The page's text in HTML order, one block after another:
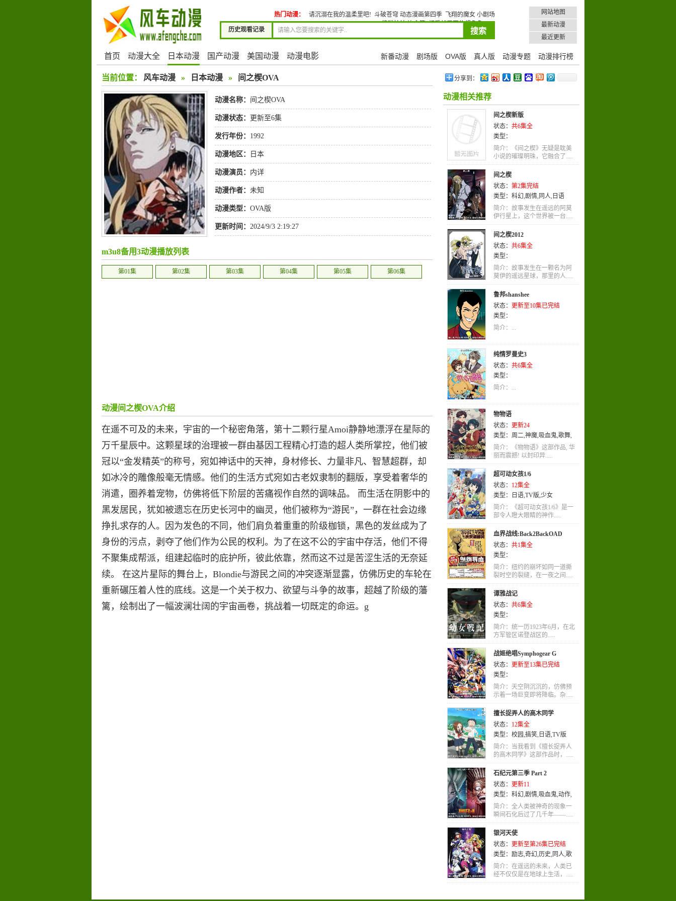
历史观看记录
热门动漫： 请沉溺在我的温柔里吧! 斗破苍穹 动态漫画第四季
飞翔的魔女 小剧场
熊猫拍拍 饮食篇 相爱就忍不住想色色。03
网站地图
最新动漫
最近更新
首页 动漫大全 日本动漫 国产动漫 美国动漫 动漫电影 新番动漫 剧场版 OVA版 真人版 动漫专题 动漫排行榜
当前位置： 风车动漫 » 日本动漫 » 间之楔OVA
动漫名称： 间之楔OVA
动漫状态： 更新至6集
发行年份： 1992
动漫地区： 日本
动漫演员： 内详
动漫作者： 未知
动漫类型： OVA版
更新时间： 2024/9/3 2:19:27
m3u8备用3动漫播放列表
第01集 第02集 第03集 第04集 第05集 第06集
动漫间之楔OVA介绍
在遥不可及的未来，宇宙的一个秘密角落，第十二颗行星Amoi静静地漂浮在星际的
万千星辰中。这颗星球的治理被一群由基因工程精心打造的超人类所掌控，他们被
冠以“金发精英”的称号，宛如神话中的天神，身材修长、力量非凡、智慧超群，却
如冰冷的雕像般毫无情感。他们的生活方式宛如古老奴隶制的翻版，享受着奢华的
消遣，圈养着宠物，仿佛将低下阶层的苦痛视作自然的调味品。 而生活在阴影中的
黑发居民，犹如被遗忘在历史长河中的幽灵，他们被称为“游民”，一群在社会边缘
挣扎求存的人。因为发色的不同，他们肩负着重重的阶级枷锁，黑色的发丝成为了
身份的污点，剥夺了他们作为公民的权利。为了在这不公的宇宙中存活，他们不得
不聚集成帮派，组建起临时的庇护所，彼此依靠，然而这不过是苦涩生活的无奈延
续。 在这片星际的舞台上，Blondie与游民之间的冲突逐渐显露，仿佛历史的车轮在
重新碾压着人性的底线。这是一个关于权力、欲望与斗争的故事，超越了阶级的藩
篱，绘制出了一幅波澜壮阔的宇宙画卷，挑战着一切既定的命运。g
分享到：
动漫相关推荐
间之楔新版
状态： 共6集全
类型：
简介：《间之楔》无疑是耽美
小说的璀璨明珠，它融合了.....
间之楔
状态： 第2集完结
类型： 科幻,剧情, 同人, 日语
简介：故事发生在遥远的阿莫
伊行星上，这个世界被一台.....
间之楔2012
状态： 共6集全
类型：
简介：故事发生在一颗名为阿
莫伊的遥远星球，那里的人.....
鲁邦shanshee
状态： 更新至10集已完结
类型：
简介：...
纯情罗曼史3
状态： 共6集全
类型：
简介：...
物物语
状态： 更新24
类型： 周二,神魔,吸血鬼,歌舞,
战斗,职业,校园,穿越,耽美,娱乐,
轻松,神话 运动,少女,少年
动作,爱情,动画,剧情,TV版,奇
幻,日语
简介：《物物语》这部作品, 华
丽而震撼! 以封印异.....
超可动女孩1/6
状态： 12集全
类型：
日语,TV版,少女
简介：《超可动女孩1/6》是一
部令人瞪大眼睛的神作.....
血界战线:Back2BackOAD
状态： 共1集全
类型：
简介：纽约的崩坏如同一道撕
裂时空的裂缝，在一夜之间.....
谭雅战记
状态： 共6集全
类型：
简介：统一历1923年6月，在北
方军管区诺登战区的.....
战姬绝唱Symphogear G
状态： 更新至13集已完结
类型：
简介：天空阴沉沉的，仿佛预
示着一场巨变即将降临。杂.....
擅长捉弄人的高木同学
状态： 12集全
类型： 校园,搞笑, 日语,TV版
简介：当我看到《擅长捉弄人
的高木同学》这部作品时，.....
石纪元第三季 Part 2
状态： 更新11
类型： 科幻,剧情,吸血鬼,动作,
歌舞,日语
简介：全人类被神奇的现象一
瞬间石化后过了几千年——.....
银河天使
状态： 更新至第26集已完结
类型： 励志,奇幻,历史, 同人,歌
舞,热血,穿越,其他,恐怖 机械
简介：在遥远的未来，人类已
经不仅仅是在地球上生活，.....